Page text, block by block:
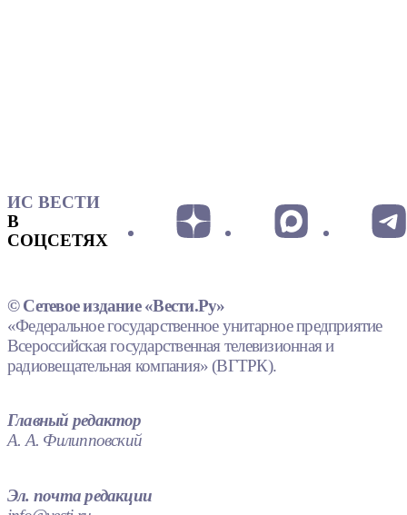
ИС ВЕСТИ
В
СОЦСЕТЯХ
© Сетевое издание «Вести.Ру»
«Федеральное государственное унитарное предприятие
Всероссийская государственная телевизионная и
радиовещательная компания» (ВГТРК).
Главный редактор
А. А. Филипповский
Эл. почта редакции